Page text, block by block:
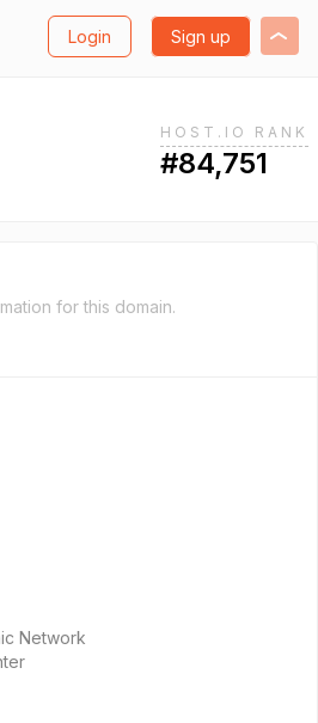
Login Sign up
HOST.IO RANK
#84,751
for this domain.
Network